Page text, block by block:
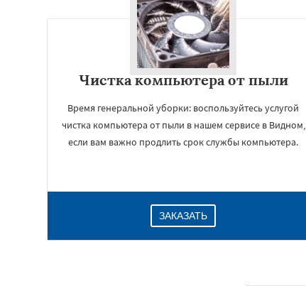
Чистка компьютера от пыли
Время генеральной уборки: воспользуйтесь услугой
чистка компьютера от пыли в нашем сервисе в Видном,
если вам важно продлить срок службы компьютера.
ЗАКАЗАТЬ